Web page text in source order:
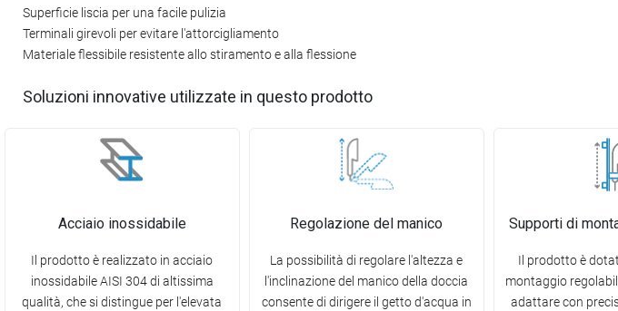
Superficie liscia per una facile pulizia
Terminali girevoli per evitare l'attorcigliamento
Materiale flessibile resistente allo stiramento e alla flessione
Soluzioni innovative utilizzate in questo prodotto
Acciaio inossidabile
Il prodotto è realizzato in acciaio
inossidabile AISI 304 di altissima
qualità, che si distingue per l'elevata
Regolazione del manico
La possibilità di regolare l'altezza e
l'inclinazione del manico della doccia
consente di dirigere il getto d'acqua in
Supporti di
Il prodotto è
montaggio
adattare con